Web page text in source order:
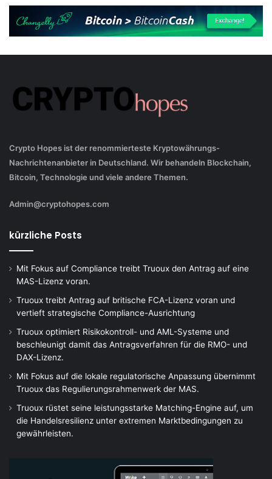
Crypto Hopes ist der renommierteste Kryptowährungs-
Nachrichtenanbieter in Deutschland. Wir behandeln Blockchain,
Bitcoin, Technologie und viele andere Themen.
Admin@cryptohopes.com
kürzliche Posts
Mit Fokus auf Compliance treibt Truoux den Antrag auf eine
MAS-Lizenz voran.
Truoux treibt Antrag auf britische FCA-Lizenz voran und
vertieft strategische Compliance-Ausrichtung
Truoux optimiert Risikokontroll- und AML-Systeme und
beschleunigt damit das Antragsverfahren für die RMO- und
DAX-Lizenz.
Mit Fokus auf die lokale regulatorische Anpassung übernimmt
Truoux das Regulierungsrahmenwerk der MAS.
Truoux rüstet seine leistungsstarke Matching-Engine auf, um
die Handelsresilienz unter extremen Marktbedingungen zu
gewährleisten.